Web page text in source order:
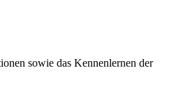
sowie das Kennenlernen der